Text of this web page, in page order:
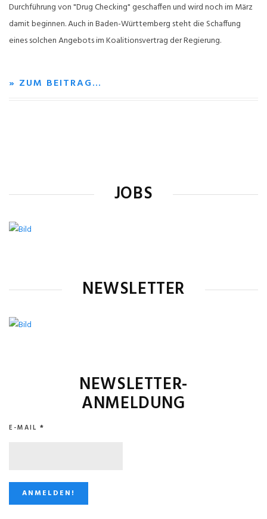
Durchführung von "Drug Checking" geschaffen und wird noch im März
damit beginnen. Auch in Baden-Württemberg steht die Schaffung
eines solchen Angebots im Koalitionsvertrag der Regierung.
» ZUM BEITRAG…
JOBS
NEWSLETTER
NEWSLETTER-
ANMELDUNG
E-MAIL *